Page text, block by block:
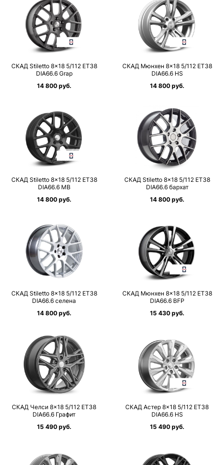
СКАД Stiletto 8×18 5/112 ET38
DIA66.6 Grap
14 800 руб.
СКАД Мюнхен 8×18 5/112 ET38
DIA66.6 HS
14 800 руб.
СКАД Stiletto 8×18 5/112 ET38
DIA66.6 MB
14 800 руб.
СКАД Stiletto 8×18 5/112 ET38
DIA66.6 бархат
14 800 руб.
СКАД Stiletto 8×18 5/112 ET38
DIA66.6 селена
14 800 руб.
СКАД Мюнхен 8×18 5/112 ET38
DIA66.6 BFP
15 430 руб.
СКАД Челси 8×18 5/112 ET38
DIA66.6 Графит
15 490 руб.
СКАД Астер 8×18 5/112 ET38
DIA66.6 HS
15 490 руб.